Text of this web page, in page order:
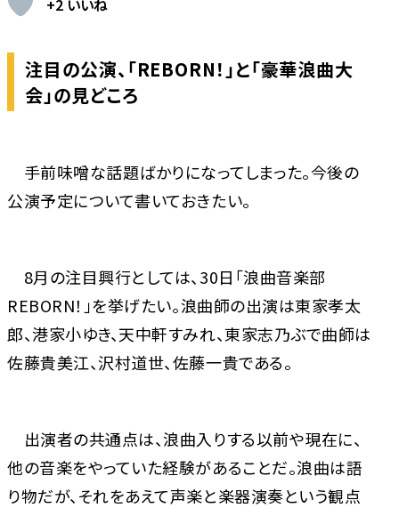
+2 いいね
注目の公演、「REBORN！」と「豪華浪曲大
会」の見どころ
手前味噌な話題ばかりになってしまった。今後の
公演予定について書いておきたい。
8月の注目興行としては、30日「浪曲音楽部
REBORN！」を挙げたい。浪曲師の出演は東家孝太
郎、港家小ゆき、天中軒すみれ、東家志乃ぶで曲師は
佐藤貴美江、沢村道世、佐藤一貴である。
出演者の共通点は、浪曲入りする以前や現在に、
他の音楽をやっていた経験があることだ。浪曲は語
り物だが、それをあえて声楽と楽器演奏という観点